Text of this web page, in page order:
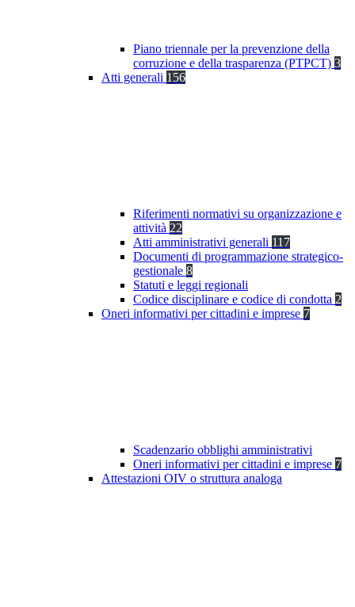
Piano triennale per la prevenzione della
corruzione e della trasparenza (PTPCT) 3
Atti generali 156
Riferimenti normativi su organizzazione e
attività 22
Atti amministrativi generali 117
Documenti di programmazione strategico-
gestionale 8
Statuti e leggi regionali
Codice disciplinare e codice di condotta 2
Oneri informativi per cittadini e imprese 7
Scadenzario obblighi amministrativi
Oneri informativi per cittadini e imprese 7
Attestazioni OIV o struttura analoga